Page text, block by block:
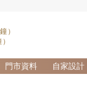
）
門市資料 自家設計